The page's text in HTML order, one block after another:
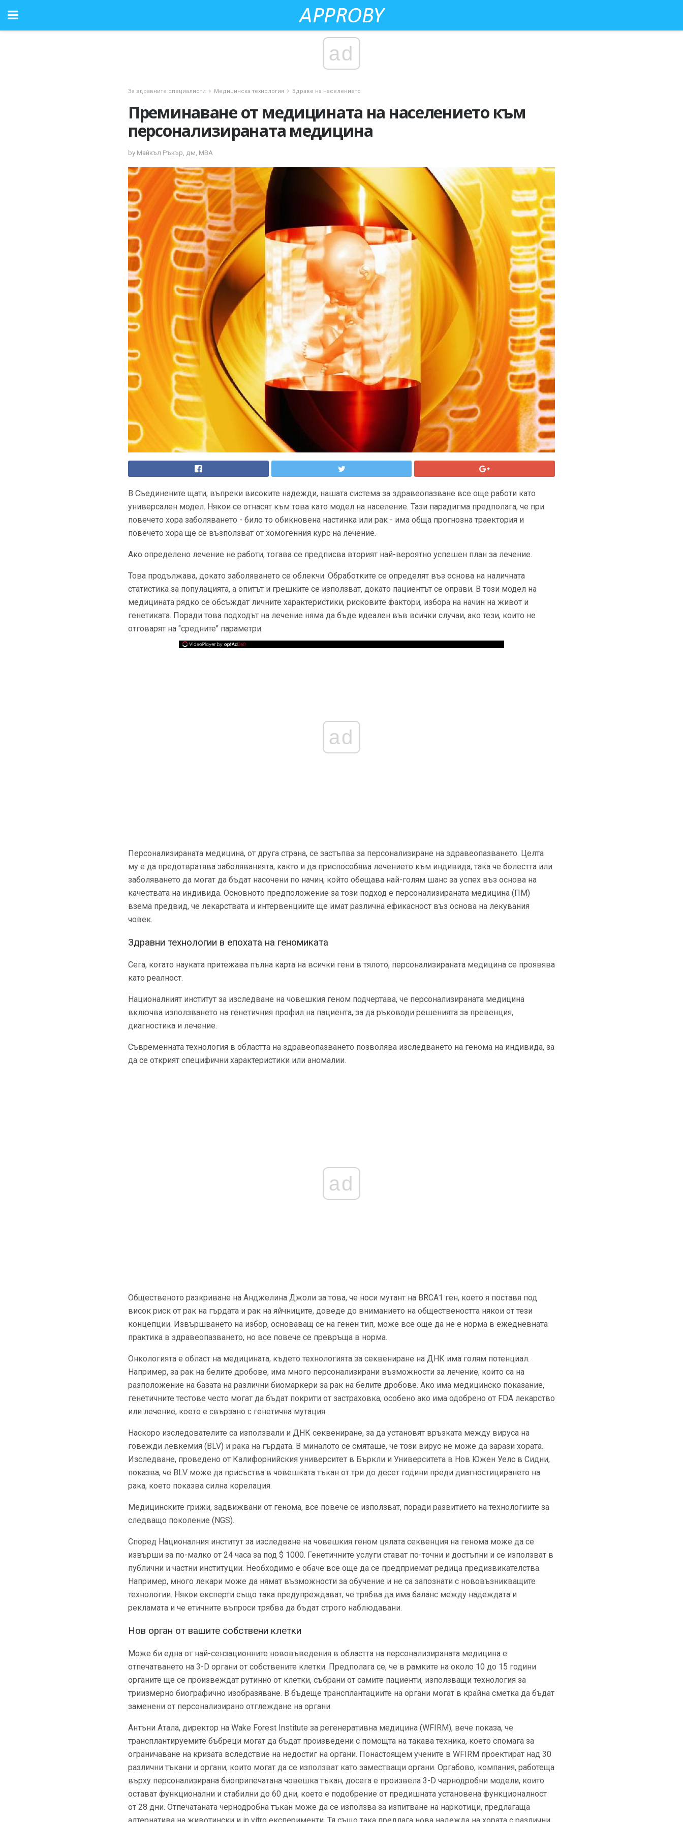
ad
За здравните специалисти Медицинска технология Здраве на населението
Преминаване от медицината на населението към
персонализираната медицина
by Майкъл Ръкър, дм, MBA
В Съединените щати, въпреки високите надежди, нашата система за здравеопазване все още работи като
универсален модел. Някои се отнасят към това като модел на население. Тази парадигма предполага, че при
повечето хора заболяването - било то обикновена настинка или рак - има обща прогнозна траектория и
повечето хора ще се възползват от хомогенния курс на лечение.
Ако определено лечение не работи, тогава се предписва вторият най-вероятно успешен план за лечение.
Това продължава, докато заболяването се облекчи. Обработките се определят въз основа на наличната
статистика за популацията, а опитът и грешките се използват, докато пациентът се оправи. В този модел на
медицината рядко се обсъждат личните характеристики, рисковите фактори, избора на начин на живот и
генетиката. Поради това подходът на лечение няма да бъде идеален във всички случаи, ако тези, които не
отговарят на "средните" параметри.
ad
Персонализираната медицина, от друга страна, се застъпва за персонализиране на здравеопазването. Целта
му е да предотвратява заболяванията, както и да приспособява лечението към индивида, така че болестта или
заболяването да могат да бъдат насочени по начин, който обещава най-голям шанс за успех въз основа на
качествата на индивида. Основното предположение за този подход е персонализираната медицина (ПМ)
взема предвид, че лекарствата и интервенциите ще имат различна ефикасност въз основа на лекувания
човек.
Здравни технологии в епохата на геномиката
Сега, когато науката притежава пълна карта на всички гени в тялото, персонализираната медицина се проявява
като реалност.
Националният институт за изследване на човешкия геном подчертава, че персонализираната медицина
включва използването на генетичния профил на пациента, за да ръководи решенията за превенция,
диагностика и лечение.
Съвременната технология в областта на здравеопазването позволява изследването на генома на индивида, за
да се открият специфични характеристики или аномалии.
ad
Общественото разкриване на Анджелина Джоли за това, че носи мутант на BRCA1 ген, което я поставя под
висок риск от рак на гърдата и рак на яйчниците, доведе до вниманието на обществеността някои от тези
концепции. Извършването на избор, основаващ се на генен тип, може все още да не е норма в ежедневната
практика в здравеопазването, но все повече се превръща в норма.
Онкологията е област на медицината, където технологията за секвениране на ДНК има голям потенциал.
Например, за рак на белите дробове, има много персонализирани възможности за лечение, които са на
разположение на базата на различни биомаркери за рак на белите дробове. Ако има медицинско показание,
генетичните тестове често могат да бъдат покрити от застраховка, особено ако има одобрено от FDA лекарство
или лечение, което е свързано с генетична мутация.
Наскоро изследователите са използвали и ДНК секвениране, за да установят връзката между вируса на
говежди левкемия (BLV) и рака на гърдата. В миналото се смяташе, че този вирус не може да зарази хората.
Изследване, проведено от Калифорнийския университет в Бъркли и Университета в Нов Южен Уелс в Сидни,
показва, че BLV може да присъства в човешката тъкан от три до десет години преди диагностицирането на
рака, което показва силна корелация.
Медицинските грижи, задвижвани от генома, все повече се използват, поради развитието на технологиите за
следващо поколение (NGS).
Според Националния институт за изследване на човешкия геном цялата секвенция на генома може да се
извърши за по-малко от 24 часа за под $ 1000. Генетичните услуги стават по-точни и достъпни и се използват в
публични и частни институции. Необходимо е обаче все още да се предприемат редица предизвикателства.
Например, много лекари може да нямат възможности за обучение и не са запознати с нововъзникващите
технологии. Някои експерти също така предупреждават, че трябва да има баланс между надеждата и
рекламата и че етичните въпроси трябва да бъдат строго наблюдавани.
Нов орган от вашите собствени клетки
Може би една от най-сензационните нововъведения в областта на персонализираната медицина е
отпечатването на 3-D органи от собствените клетки. Предполага се, че в рамките на около 10 до 15 години
органите ще се произвеждат рутинно от клетки, събрани от самите пациенти, използващи технология за
триизмерно биографично изобразяване. В бъдеще трансплантациите на органи могат в крайна сметка да бъдат
заменени от персонализирано отглеждане на органи.
Антъни Атала, директор на Wake Forest Institute за регенеративна медицина (WFIRM), вече показа, че
трансплантируемите бъбреци могат да бъдат произведени с помощта на такава техника, което спомага за
ограничаване на кризата вследствие на недостиг на органи. Понастоящем учените в WFIRM проектират над 30
различни тъкани и органи, които могат да се използват като заместващи органи. Оргабово, компания, работеща
върху персонализирана биоприпечатана човешка тъкан, досега е произвела 3-D чернодробни модели, които
остават функционални и стабилни до 60 дни, което е подобрение от предишната установена функционалност
от 28 дни. Отпечатаната чернодробна тъкан може да се използва за изпитване на наркотици, предлагаща